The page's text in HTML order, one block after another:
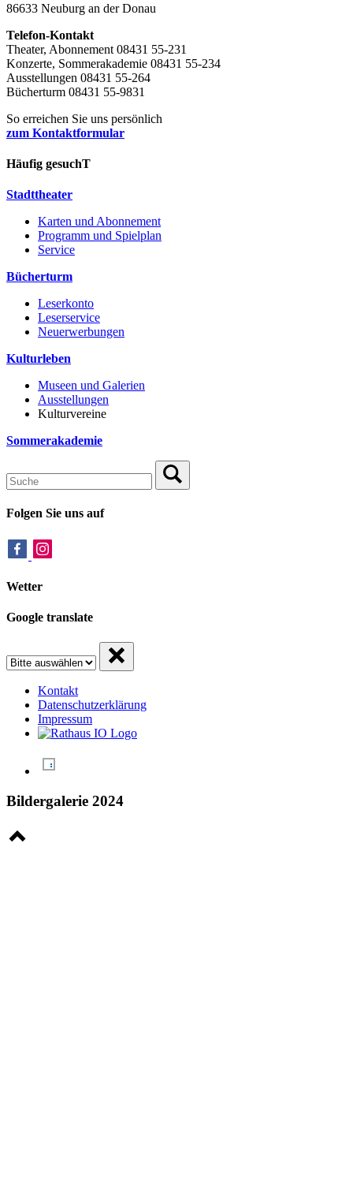
86633 Neuburg an der Donau
Telefon-Kontakt
Theater, Abonnement 08431 55-231
Konzerte, Sommerakademie 08431 55-234
Ausstellungen 08431 55-264
Bücherturm 08431 55-9831
So erreichen Sie uns persönlich
zum Kontaktformular
Häufig gesuchT
Stadttheater
Karten und Abonnement
Programm und Spielplan
Service
Bücherturm
Leserkonto
Leserservice
Neuerwerbungen
Kulturleben
Museen und Galerien
Ausstellungen
Kulturvereine
Sommerakademie
Folgen Sie uns auf
Wetter
Google translate
Kontakt
Datenschutzerklärung
Impressum
Bildergalerie 2024